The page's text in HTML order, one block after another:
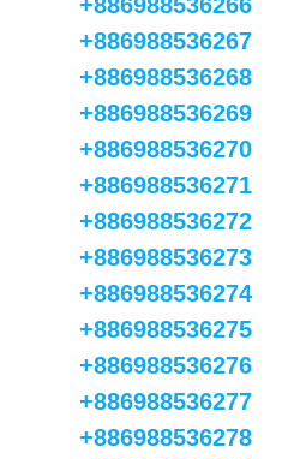
+886988536267
+886988536268
+886988536269
+886988536270
+886988536271
+886988536272
+886988536273
+886988536274
+886988536275
+886988536276
+886988536277
+886988536278